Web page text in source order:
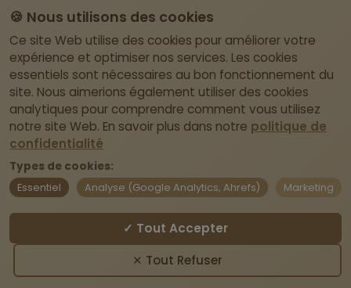
Dashboard
Informations De Contact
Itegemseweg 81, BE-2222 Wiekevorst (Heist-
op-den-Berg)
Pas de magasin physique – retrait uniquement
sur rendez-vous.
webshop@laviedivine.be
BE0837.204.030
🍪 Nous utilisons des cookies
Ce site Web utilise des cookies pour améliorer votre
expérience et optimiser nos services. Les cookies
essentiels sont nécessaires au bon fonctionnement du
site. Nous aimerions également utiliser des cookies
analytiques pour comprendre comment vous utilisez
notre site Web. En savoir plus dans notre politique de
confidentialité
Types de cookies:
Essentiel Analyse (Google Analytics, Ahrefs) Marketing
✓ Tout Accepter
✕ Tout Refuser